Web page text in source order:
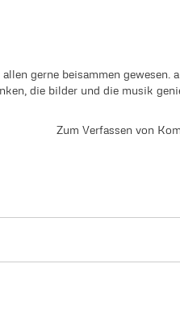
gerne beisammen gewesen.
die bilder und die musik
Zum Verfassen von